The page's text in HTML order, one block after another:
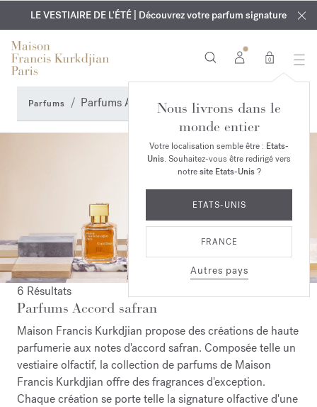
EXCLUSIF | Découvrez le nouveau parfum OUD
velvet mood
dans votre commande*
GRAVURE OFFERTE | Sur tous les parfums et huiles pour le
corps jusqu'au 9 août
LE VESTIAIRE DE L'ÉTÉ | Découvrez votre parfum signature
0
Nous livrons dans le
monde entier
Votre localisation semble être : Etats-
Unis. Souhaitez-vous être redirigé vers
notresite Etats-Unis?
ETATS-UNIS
FRANCE
Autres pays
Parfums Parfums Accord safran
6 Résultats
Parfums Accord safran
Maison Francis Kurkdjian propose des créations de haute
parfumerie aux notes d'accord safran. Composée telle un
vestiaire olfactif, la collection de parfums de Maison
Francis Kurkdjian offre des fragrances d'exception.
Chaque création se porte telle la signature olfactive d'une